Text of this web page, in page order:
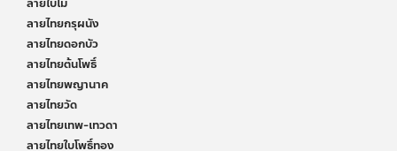
ลายใบไม้
ลายไทยกรุผนัง
ลายไทยดอกบัว
ลายไทยต้นโพธิ์
ลายไทยพญานาค
ลายไทยวัด
ลายไทยเทพ-เทวดา
ลายไทยใบโพธิ์ทอง